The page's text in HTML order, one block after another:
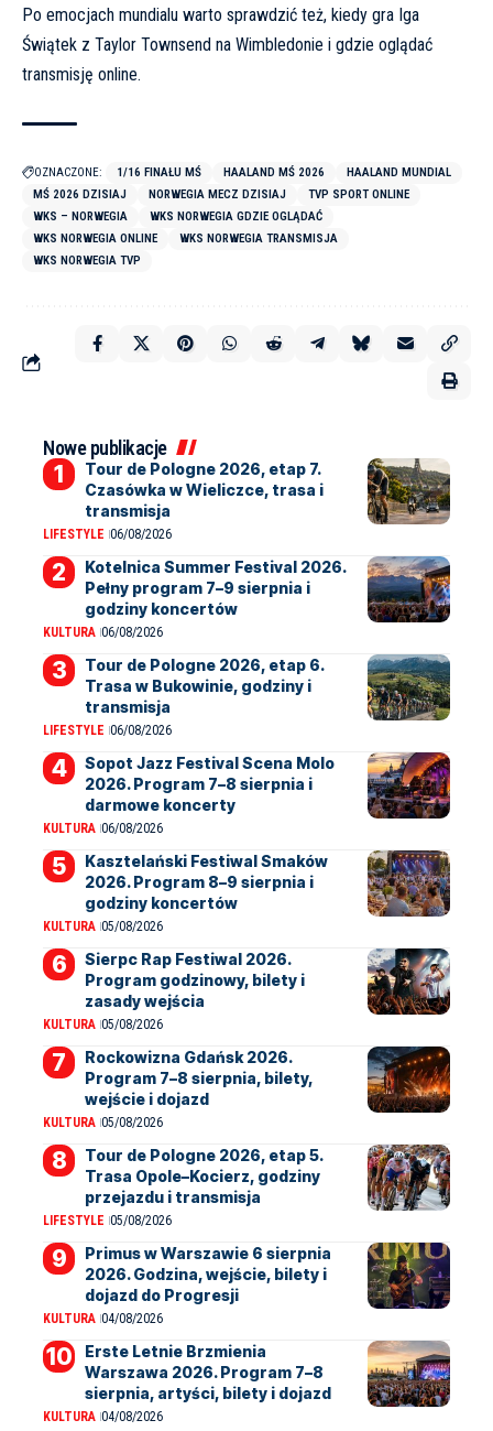
Po emocjach mundialu warto sprawdzić też, kiedy gra Iga
Świątek z Taylor Townsend na Wimbledonie i gdzie oglądać
transmisję online.
OZNACZONE: 1/16 FINAŁU MŚ HAALAND MŚ 2026
HAALAND MUNDIAL
MŚ 2026 DZISIAJ
NORWEGIA MECZ DZISIAJ
TVP SPORT ONLINE
WKS – NORWEGIA
WKS NORWEGIA GDZIE OGLĄDAĆ
WKS NORWEGIA ONLINE
WKS NORWEGIA TRANSMISJA
WKS NORWEGIA TVP
Nowe publikacje
Tour de Pologne 2026, etap 7.
Czasówka w Wieliczce, trasa i
transmisja
LIFESTYLE 06/08/2026
Kotelnica Summer Festival 2026.
Pełny program 7–9 sierpnia i
godziny koncertów
KULTURA 06/08/2026
Tour de Pologne 2026, etap 6.
Trasa w Bukowinie, godziny i
transmisja
LIFESTYLE 06/08/2026
Sopot Jazz Festival Scena Molo
2026. Program 7–8 sierpnia i
darmowe koncerty
KULTURA 06/08/2026
Kasztelański Festiwal Smaków
2026. Program 8–9 sierpnia i
godziny koncertów
KULTURA 05/08/2026
Sierpc Rap Festiwal 2026.
Program godzinowy, bilety i
zasady wejścia
KULTURA 05/08/2026
Rockowizna Gdańsk 2026.
Program 7–8 sierpnia, bilety,
wejście i dojazd
KULTURA 05/08/2026
Tour de Pologne 2026, etap 5.
Trasa Opole–Kocierz, godziny
przejazdu i transmisja
LIFESTYLE 05/08/2026
Primus w Warszawie 6 sierpnia
2026. Godzina, wejście, bilety i
dojazd do Progresji
KULTURA 04/08/2026
Erste Letnie Brzmienia
Warszawa 2026. Program 7–8
sierpnia, artyści, bilety i dojazd
KULTURA 04/08/2026